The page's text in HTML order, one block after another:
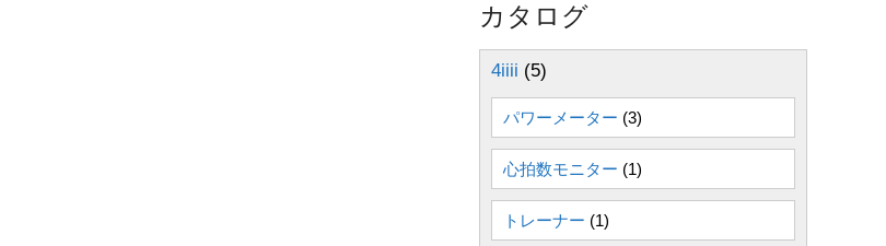
カタログ
4iiii (5)
パワーメーター (3)
心拍数モニター (1)
トレーナー (1)